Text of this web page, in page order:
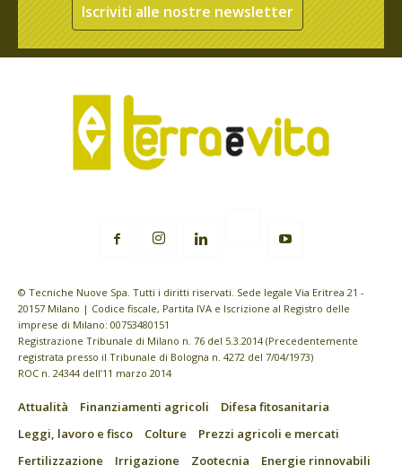
Iscriviti alle nostre newsletter
© Tecniche Nuove Spa. Tutti i diritti riservati. Sede legale Via Eritrea 21 -
20157 Milano | Codice fiscale, Partita IVA e Iscrizione al Registro delle
imprese di Milano: 00753480151
Registrazione Tribunale di Milano n. 76 del 5.3.2014 (Precedentemente
registrata presso il Tribunale di Bologna n. 4272 del 7/04/1973)
ROC n. 24344 dell’11 marzo 2014
Attualità Finanziamenti agricoli
Difesa fitosanitaria
Leggi, lavoro e fisco
Colture
Prezzi agricoli e mercati
Fertilizzazione
Irrigazione Zootecnia
Energie rinnovabili